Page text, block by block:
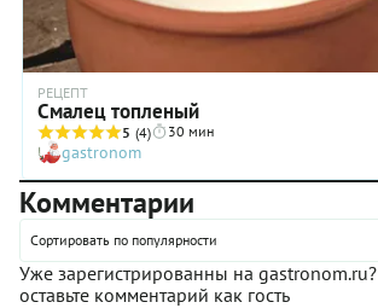
РЕЦЕПТ
Смалец топленый
5 (4) 30 мин
gastronom
Комментарии
Сортировать по популярности
Уже зарегистрированны на gastronom.ru?
оставьте комментарий как гость